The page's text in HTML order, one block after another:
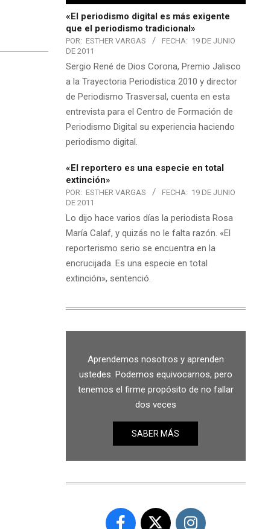
«El periodismo digital es más exigente
que el periodismo tradicional»
POR: ESTHER VARGAS FECHA: 19 DE JUNIO
DE 2011
Sergio René de Dios Corona, Premio Jalisco
a la Trayectoria Periodística 2010 y director
de Periodismo Trasversal, cuenta en esta
entrevista para el Centro de Formación de
Periodismo Digital su experiencia haciendo
periodismo digital.
«El reportero es una especie en total
extinción»
POR: ESTHER VARGAS FECHA: 19 DE JUNIO
DE 2011
Lo dijo hace varios días la periodista Rosa
María Calaf, y quizás no le falta razón. «El
reporterismo serio se encuentra en la
encrucijada. Es una especie en total
extinción», sentenció.
Aprendemos nosotros y aprenden
ustedes. Podemos equivocarnos, pero
tenemos el firme propósito de no fallar
dos veces
SABER MÁS